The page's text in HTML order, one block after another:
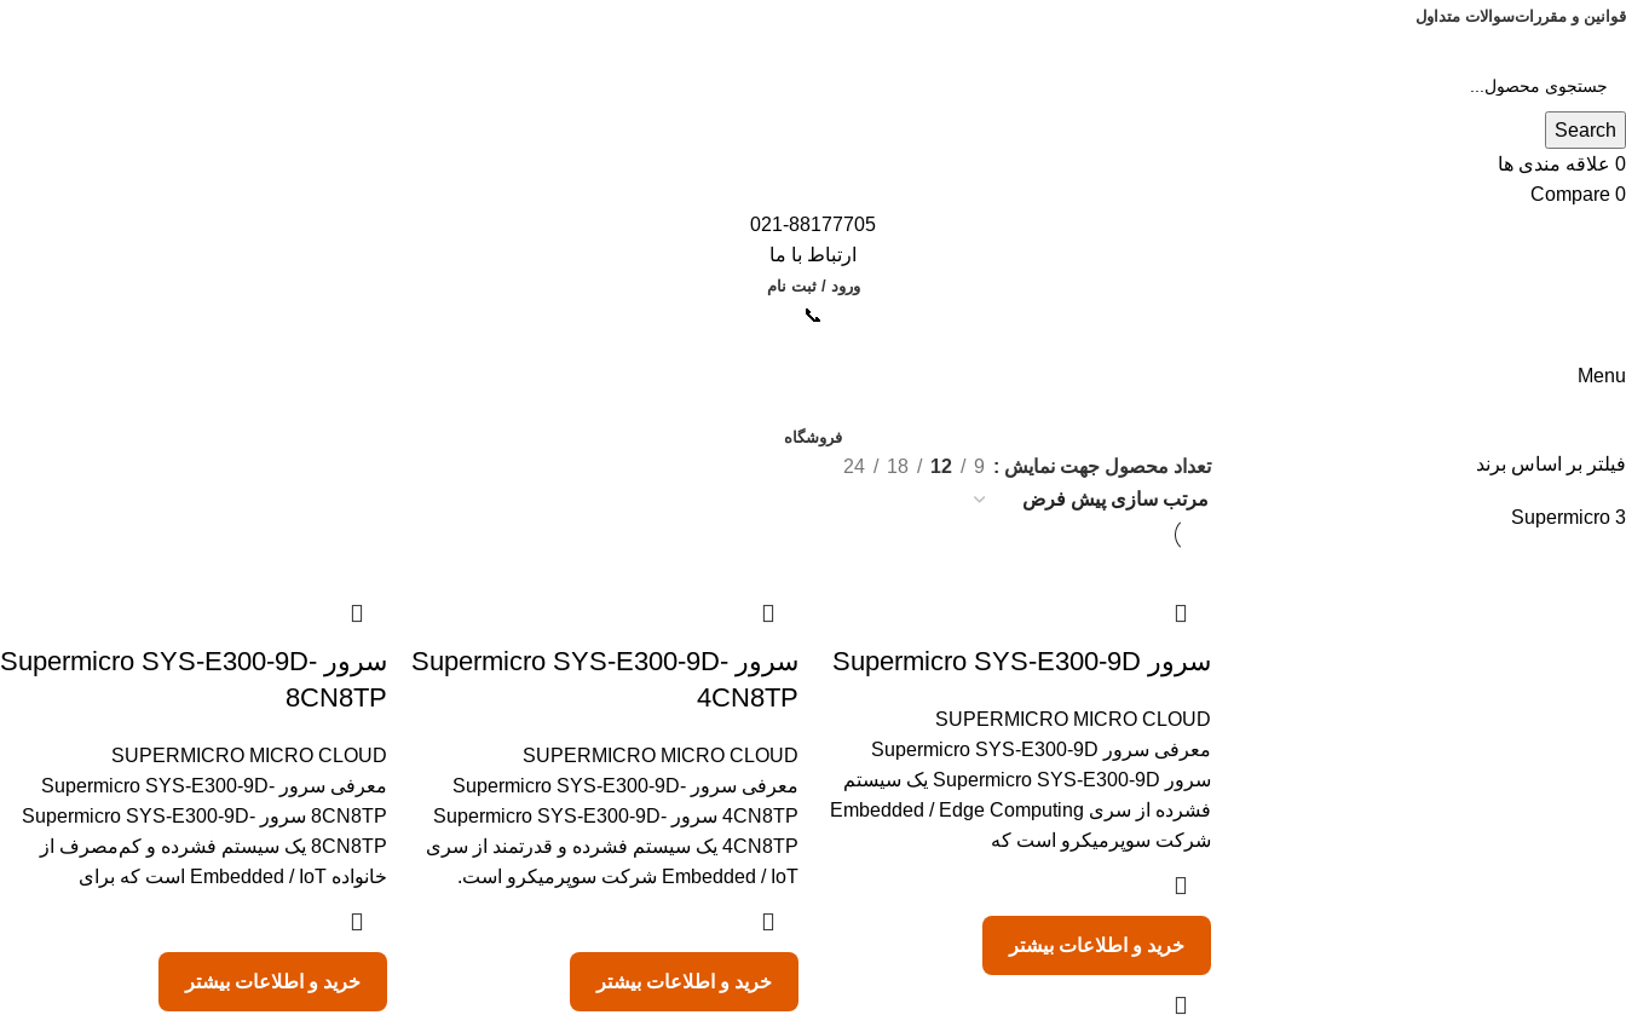
قوانین و مقرراتسوالات متداول
Search
0 علاقه مندی ها
0
Compare
021-88177705
ارتباط با ما
ورود / ثبت نام
📞
Menu
فروشگاه
فیلتر بر اساس برند
Supermicro 3
تعداد محصول جهت نمایش 9
12
18
24
سرور Supermicro SYS-E300-9D
SUPERMICRO MICRO CLOUD
معرفی سرور Supermicro SYS-E300-9D
سرور Supermicro SYS-E300-9D یک سیستم
فشرده از سری Embedded / Edge Computing
شرکت سوپرمیکرو است که
خرید و اطلاعات بیشتر
سرور Supermicro SYS-E300-9D-
4CN8TP
SUPERMICRO MICRO CLOUD
معرفی سرور Supermicro SYS-E300-9D-
4CN8TP سرور Supermicro SYS-E300-9D-
4CN8TP یک سیستم فشرده و قدرتمند از سری
Embedded / IoT شرکت سوپرمیکرو است.
خرید و اطلاعات بیشتر
سرور Supermicro SYS-E300-9D-
8CN8TP
SUPERMICRO MICRO CLOUD
معرفی سرور Supermicro SYS-E300-9D-
8CN8TP سرور Supermicro SYS-E300-9D-
8CN8TP یک سیستم فشرده و کم‌مصرف از
خانواده Embedded / IoT است که برای
خرید و اطلاعات بیشتر